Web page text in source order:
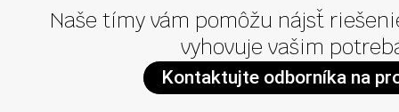
Naše tímy vám pomôžu nájsť
vyhovuje vašim
Kontaktujte odborníka na